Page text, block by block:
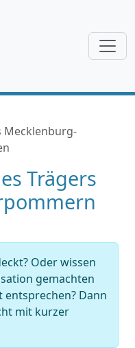
Mecklenburg-
Trägers
Oder wissen
gemachten
Dann
mit kurzer